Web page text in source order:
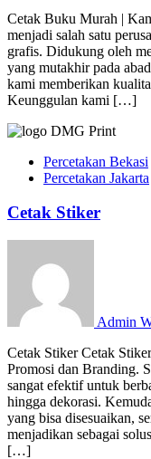
Cetak Buku Murah |
menjadi salah satu
grafis. Didukung oleh
yang mutakhir pada
kami memberikan
Keunggulan kami […]
Percetakan Bekasi
Percetakan Jakarta
Cetak Stiker
Admin
Cetak Stiker Cetak
Promosi dan Branding.
sangat efektif untuk
hingga dekorasi.
yang bisa disesuaikan,
menjadikan sebagai
[…]